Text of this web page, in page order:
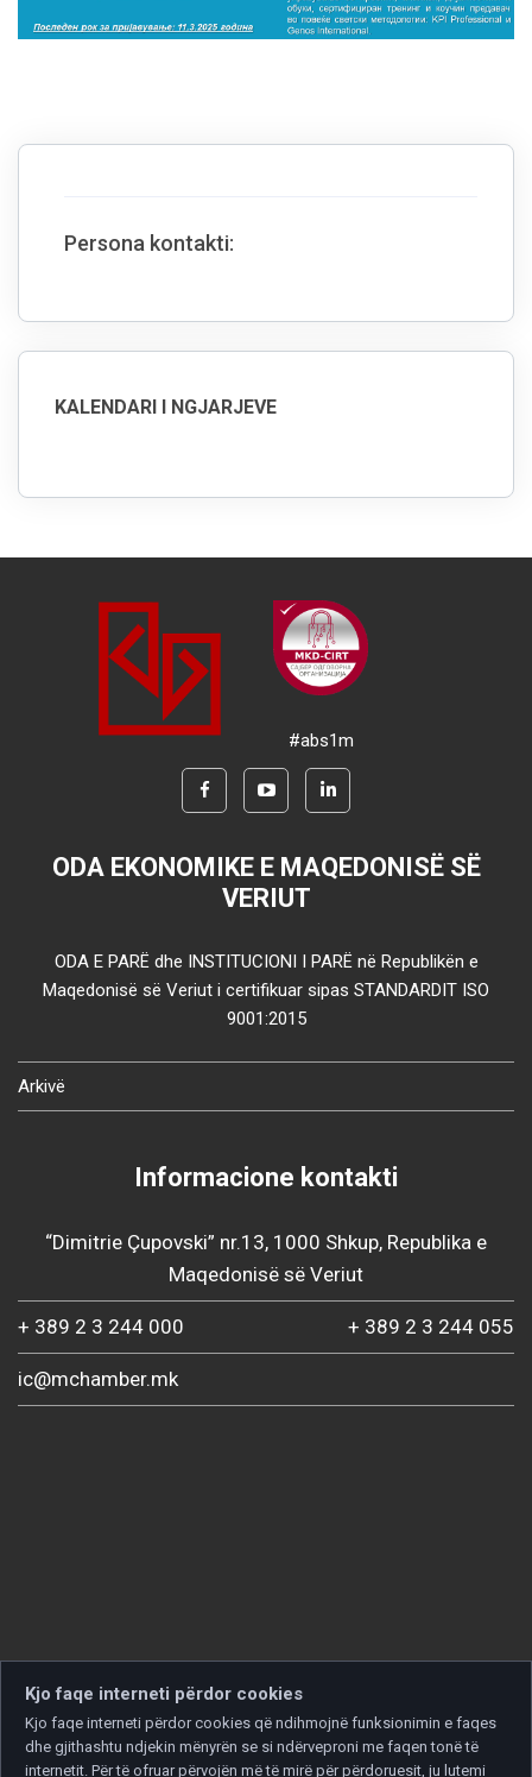
Persona kontakti:
KALENDARI I NGJARJEVE
#abs1m
ODA EKONOMIKE E MAQEDONISË SË
VERIUT
ODA E PARË dhe INSTITUCIONI I PARË në Republikën e
Maqedonisë së Veriut i certifikuar sipas STANDARDIT ISO
9001:2015
Arkivë
Informacione kontakti
“Dimitrie Çupovski” nr.13, 1000 Shkup, Republika e
Maqedonisë së Veriut
+ 389 2 3 244 000 + 389 2 3 244 055
ic@mchamber.mk
Kjo faqe interneti përdor cookies
Kjo faqe interneti përdor cookies që ndihmojnë funksionimin e faqes
dhe gjithashtu ndjekin mënyrën se si ndërveproni me faqen tonë të
internetit. Për të ofruar përvojën më të mirë për përdoruesit, ju lutemi